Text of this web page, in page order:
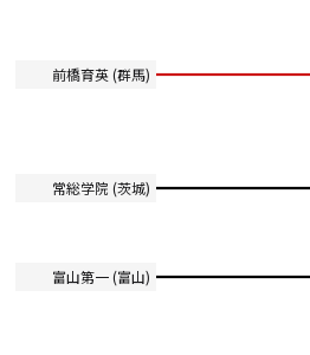
前橋育英 (群馬)
常総学院 (茨城)
富山第一 (富山)